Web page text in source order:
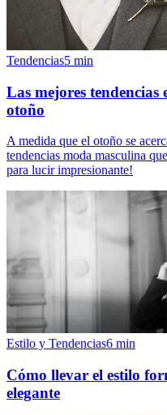
Tendencias5 min
Las mejores
otoño
A medida que el otoño se
tendencias moda masculina
para lucir impresionante!
Estilo y Tendencias6 min
Cómo llevar el estilo
elegante